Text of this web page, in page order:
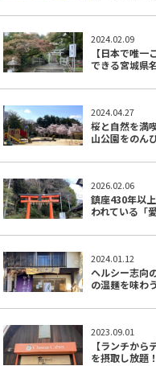
2024.02.09
【日本で唯
できる宮城県
2024.04.27
桜と自然を満
山公園をのん
2026.02.06
鎮座430年以
われている「
2024.01.12
ヘルシー志向
の温麺を味わ
2023.09.01
【ランチか
を摂取し放題